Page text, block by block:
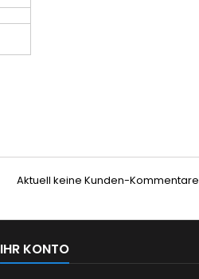
Aktuell keine Kunden-Kommentare
IHR KONTO